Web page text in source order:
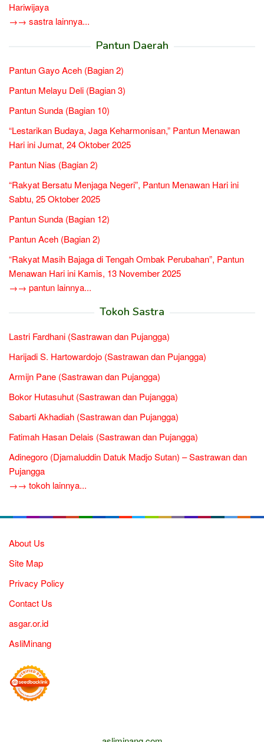
Hariwijaya
→→ sastra lainnya...
Pantun Daerah
Pantun Gayo Aceh (Bagian 2)
Pantun Melayu Deli (Bagian 3)
Pantun Sunda (Bagian 10)
“Lestarikan Budaya, Jaga Keharmonisan,” Pantun Menawan
Hari ini Jumat, 24 Oktober 2025
Pantun Nias (Bagian 2)
“Rakyat Bersatu Menjaga Negeri”, Pantun Menawan Hari ini
Sabtu, 25 Oktober 2025
Pantun Sunda (Bagian 12)
Pantun Aceh (Bagian 2)
“Rakyat Masih Bajaga di Tengah Ombak Perubahan”, Pantun
Menawan Hari ini Kamis, 13 November 2025
→→ pantun lainnya...
Tokoh Sastra
Lastri Fardhani (Sastrawan dan Pujangga)
Harijadi S. Hartowardojo (Sastrawan dan Pujangga)
Armijn Pane (Sastrawan dan Pujangga)
Bokor Hutasuhut (Sastrawan dan Pujangga)
Sabarti Akhadiah (Sastrawan dan Pujangga)
Fatimah Hasan Delais (Sastrawan dan Pujangga)
Adinegoro (Djamaluddin Datuk Madjo Sutan) – Sastrawan dan
Pujangga
→→ tokoh lainnya...
About Us
Site Map
Privacy Policy
Contact Us
asgar.or.id
AsliMinang